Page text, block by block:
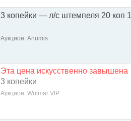
3 копейки — л/с штемпеля 20 коп
Аукцион: Anumis
Эта цена искусственно завышена
3 копейки
Аукцион: Wolmar VIP